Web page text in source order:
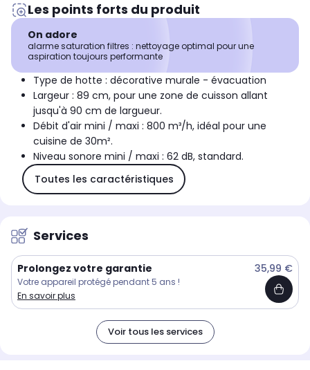
Les points forts du produit
On adore
alarme saturation filtres : nettoyage optimal pour une
aspiration toujours performante
Type de hotte : décorative murale - évacuation
Largeur : 89 cm, pour une zone de cuisson allant
jusqu'à 90 cm de largueur.
Débit d'air mini / maxi : 800 m³/h, idéal pour une
cuisine de 30m².
Niveau sonore mini / maxi : 62 dB, standard.
Toutes les caractéristiques
Services
Prolongez votre garantie 35,99 €
Votre appareil protégé pendant 5 ans !
En savoir plus
Voir tous les services